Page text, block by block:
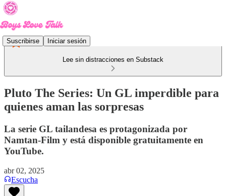
Suscribirse Iniciar sesión
Lee sin distracciones en Substack
Pluto The Series: Un GL imperdible para
quienes aman las sorpresas
La serie GL tailandesa es protagonizada por
Namtan-Film y está disponible gratuitamente en
YouTube.
abr 02, 2025
Escucha